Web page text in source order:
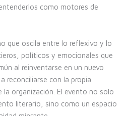
como motores de
que oscila entre lo reflexivo y lo
políticos y emocionales que
al reinventarse en un nuevo
reconciliarse con la propia
la organización. El evento no solo
literario, sino como un espacio